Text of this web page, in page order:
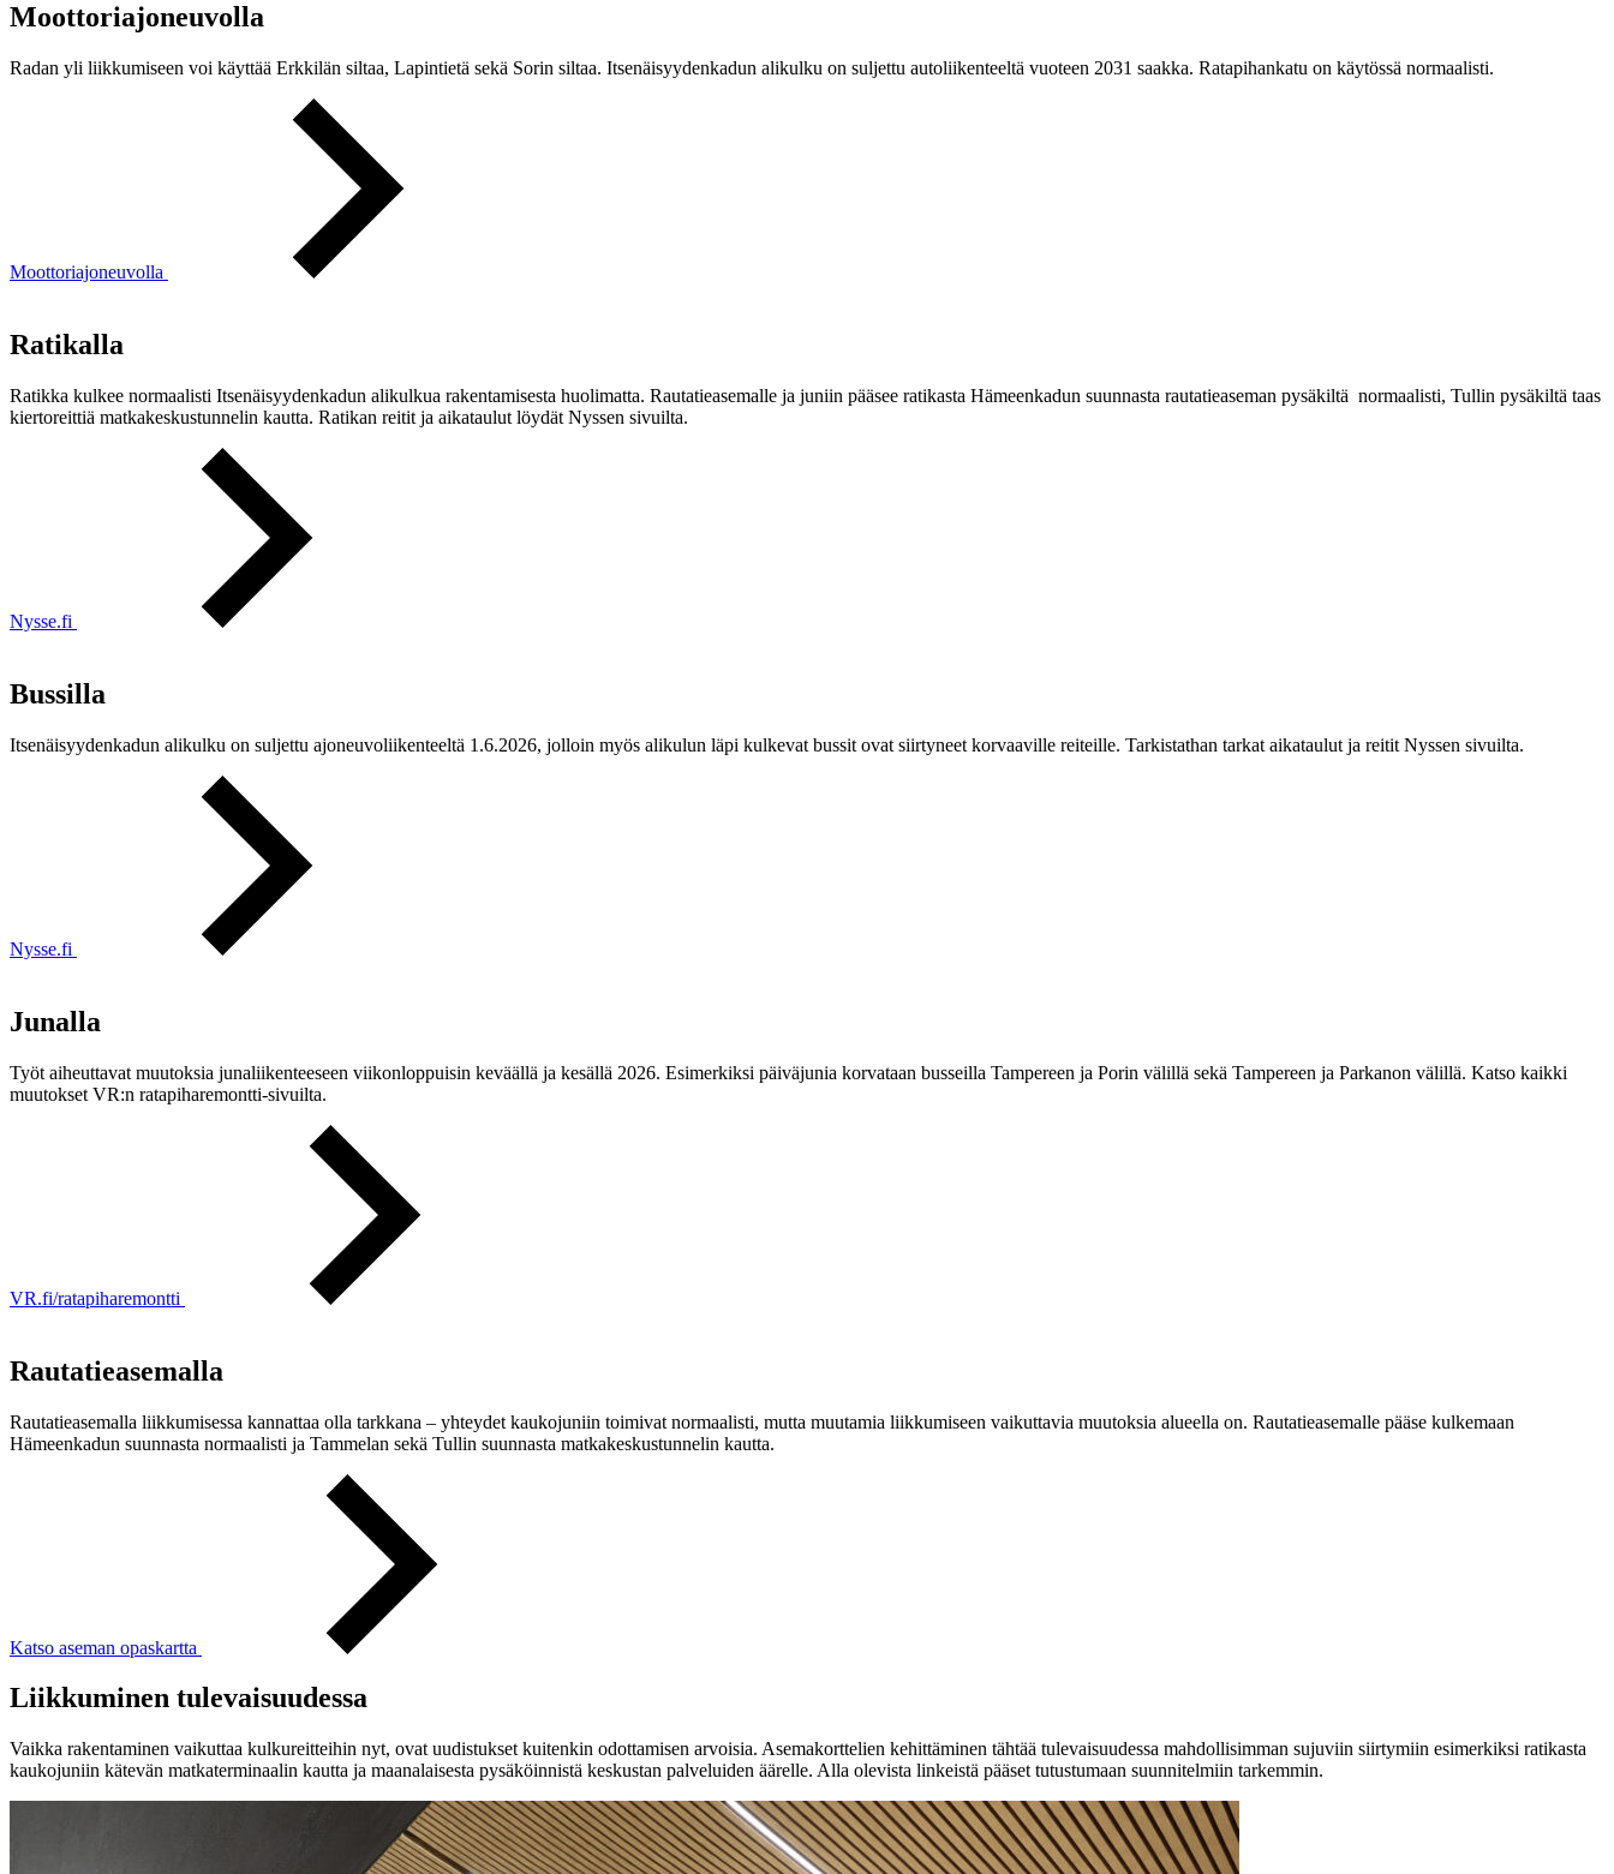
Moottoriajoneuvolla
Radan yli liikkumiseen voi käyttää Erkkilän siltaa, Lapintietä sekä Sorin siltaa. Itsenäisyydenkadun alikulku on suljettu autoliikenteeltä vuoteen 2031 saakka. Ratapihankatu on käytössä normaalisti.
Moottoriajoneuvolla
Ratikalla
Ratikka kulkee normaalisti Itsenäisyydenkadun alikulkua rakentamisesta huolimatta. Rautatieasemalle ja juniin pääsee ratikasta Hämeenkadun suunnasta rautatieaseman pysäkiltä normaalisti, Tullin pysäkiltä taas
kiertoreittiä matkakeskustunnelin kautta. Ratikan reitit ja aikataulut löydät Nyssen sivuilta.
Nysse.fi
Bussilla
Itsenäisyydenkadun alikulku on suljettu ajoneuvoliikenteeltä 1.6.2026, jolloin myös alikulun läpi kulkevat bussit ovat siirtyneet korvaaville reiteille. Tarkistathan tarkat aikataulut ja reitit Nyssen sivuilta.
Nysse.fi
Junalla
Työt aiheuttavat muutoksia junaliikenteeseen viikonloppuisin keväällä ja kesällä 2026. Esimerkiksi päiväjunia korvataan busseilla Tampereen ja Porin välillä sekä Tampereen ja Parkanon välillä. Katso kaikki
muutokset VR:n ratapiharemontti-sivuilta.
VR.fi/ratapiharemontti
Rautatieasemalla
Rautatieasemalla liikkumisessa kannattaa olla tarkkana – yhteydet kaukojuniin toimivat normaalisti, mutta muutamia liikkumiseen vaikuttavia muutoksia alueella on. Rautatieasemalle pääse kulkemaan
Hämeenkadun suunnasta normaalisti ja Tammelan sekä Tullin suunnasta matkakeskustunnelin kautta.
Katso aseman opaskartta
Liikkuminen tulevaisuudessa
Vaikka rakentaminen vaikuttaa kulkureitteihin nyt, ovat uudistukset kuitenkin odottamisen arvoisia. Asemakorttelien kehittäminen tähtää tulevaisuudessa mahdollisimman sujuviin siirtymiin esimerkiksi ratikasta
kaukojuniin kätevän matkaterminaalin kautta ja maanalaisesta pysäköinnistä keskustan palveluiden äärelle. Alla olevista linkeistä pääset tutustumaan suunnitelmiin tarkemmin.